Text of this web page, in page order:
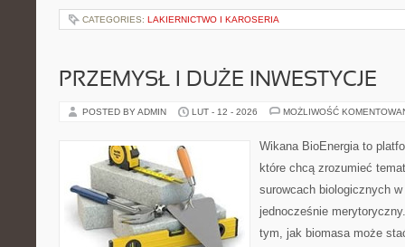
CATEGORIES: LAKIERNICTWO I KAROSERIA
PRZEMYSŁ I DUŻE INWESTYCJE
POSTED BY ADMIN LUT - 12 - 2026 MOŻLIWOŚĆ
Wikana BioEnergia to
które chcą zrozumieć
surowcach biologicznych
jednocześnie
tym, jak biomasa może